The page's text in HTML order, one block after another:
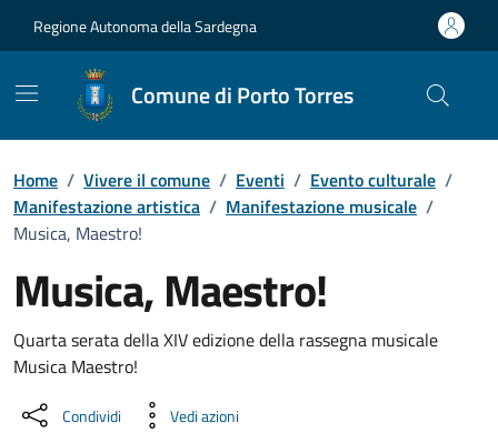
Regione Autonoma della Sardegna
Comune di Porto Torres
Home / Vivere il comune / Eventi / Evento culturale /
Manifestazione artistica / Manifestazione musicale /
Musica, Maestro!
Musica, Maestro!
Dettaglio dell'evento
Quarta serata della XIV edizione della rassegna musicale
Musica Maestro!
Condividi Vedi azioni